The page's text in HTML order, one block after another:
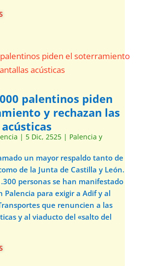
palentinos piden
y rechazan las
| 5 Dic, 2525| Palencia y
un mayor respaldo tanto de
de la Junta de Castilla y León.
personas se han manifestado
Palencia para exigir a Adif y al
que renuncien a las
y al viaducto del «salto del